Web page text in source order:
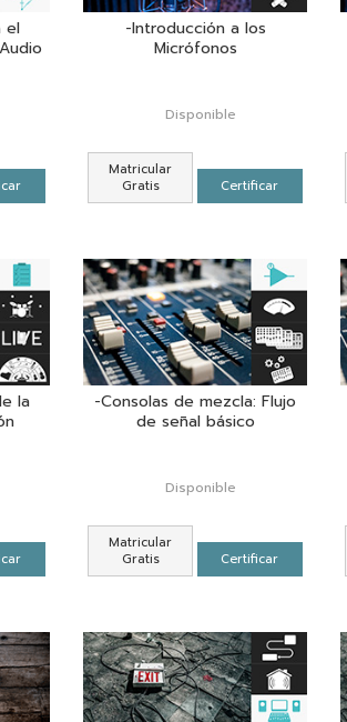
el
-Introducción a los
Micrófonos
Disponible
Matricular
Gratis
Certificar
la
-Consolas de mezcla: Flujo
de señal básico
Disponible
Matricular
Gratis
Certificar